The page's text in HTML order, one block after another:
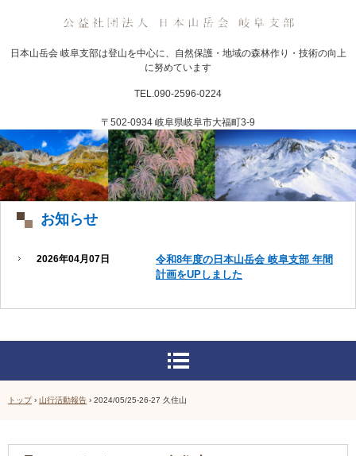
日本山岳会 岐阜支部は登山を中心に、自然保護・地域の森林作り・技術の向上
に努めています
TEL.090-2596-0224
〒502-0934 岐阜県岐阜市大福町3-9
お知らせ
2026年04月07日
令和8年度の日本山岳会 岐阜支部 年間
計画をUPしました
トップ › 山行活動報告 › 2024/05/25-26-27 久住山